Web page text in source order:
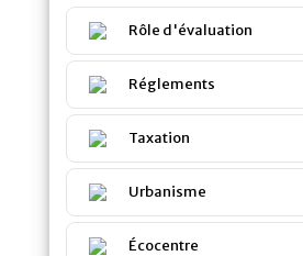
Rôle d'évaluation
Réglements
Taxation
Urbanisme
Écocentre